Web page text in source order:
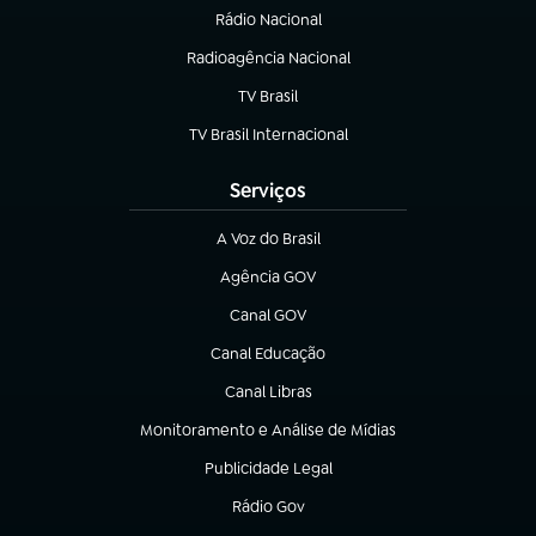
Rádio Nacional
Radioagência Nacional
(abre em nova aba)
TV Brasil
(abre em nova aba)
TV Brasil Internacional
(abre em nova aba)
Serviços
A Voz do Brasil
(abre em nova aba)
Agência GOV
(abre em nova aba)
Canal GOV
(abre em nova aba)
Canal Educação
(abre em nova aba)
Canal Libras
(abre em nova aba)
Monitoramento e Análise de Mídias
(abre em nova aba)
Publicidade Legal
(abre em nova aba)
Rádio Gov
(abre em nova aba)